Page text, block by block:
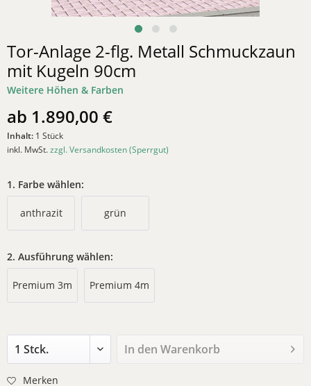
Tor-Anlage 2-flg. Metall Schmuckzaun
mit Kugeln 90cm
Weitere Höhen & Farben
ab 1.890,00 €
Inhalt: 1 Stück
inkl. MwSt.zzgl. Versandkosten (Sperrgut)
1. Farbe wählen:
anthrazit grün
2. Ausführung wählen:
Premium 3m Premium 4m
In denWarenkorb
Merken